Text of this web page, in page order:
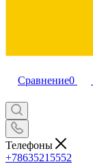
Сравнение0
Телефоны
+78635215552